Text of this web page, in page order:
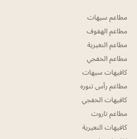
مطاعم سيهات
مطاعم الهفوف
مطاعم النعيرية
مطاعم الخفجي
كافيهات سيهات
مطاعم رأس تنوره
كافيهات الخفجي
مطاعم تاروت
كافيهات النعيرية